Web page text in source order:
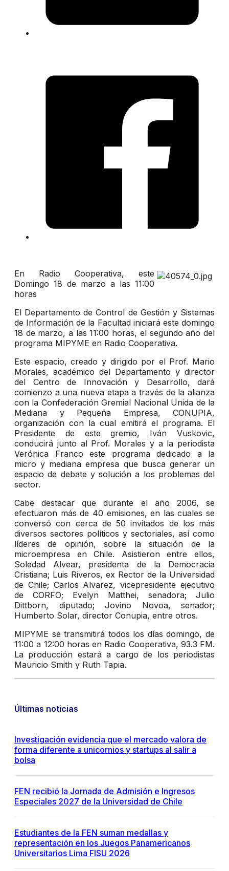
En Radio Cooperativa, este
Domingo 18 de marzo a las 11:00
horas
El Departamento de Control de Gestión y Sistemas
de Información de la Facultad iniciará este domingo
18 de marzo, a las 11:00 horas, el segundo año del
programa MIPYME en Radio Cooperativa.
Este espacio, creado y dirigido por el Prof. Mario
Morales, académico del Departamento y director
del Centro de Innovación y Desarrollo, dará
comienzo a una nueva etapa a través de la alianza
con la Confederación Gremial Nacional Unida de la
Mediana y Pequeña Empresa, CONUPIA,
organización con la cual emitirá el programa. El
Presidente de este gremio, Iván Vuskovic,
conducirá junto al Prof. Morales y a la periodista
Verónica Franco este programa dedicado a la
micro y mediana empresa que busca generar un
espacio de debate y solución a los problemas del
sector.
Cabe destacar que durante el año 2006, se
efectuaron más de 40 emisiones, en las cuales se
conversó con cerca de 50 invitados de los más
diversos sectores políticos y sectoriales, así como
líderes de opinión, sobre la situación de la
microempresa en Chile. Asistieron entre ellos,
Soledad Alvear, presidenta de la Democracia
Cristiana; Luis Riveros, ex Rector de la Universidad
de Chile; Carlos Alvarez, vicepresidente ejecutivo
de CORFO; Evelyn Matthei, senadora; Julio
Dittborn, diputado; Jovino Novoa, senador;
Humberto Solar, director Conupia, entre otros.
MIPYME se transmitirá todos los días domingo, de
11:00 a 12:00 horas en Radio Cooperativa, 93.3 FM.
La producción estará a cargo de los periodistas
Mauricio Smith y Ruth Tapia.
Últimas noticias
Investigación evidencia que el mercado valora de
forma diferente a unicornios y startups al salir a
bolsa
FEN recibió la Jornada de Admisión e Ingresos
Especiales 2027 de la Universidad de Chile
Estudiantes de la FEN suman medallas y
representación en los Juegos Panamericanos
Universitarios Lima FISU 2026